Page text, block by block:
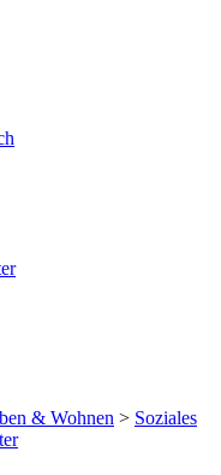
& Wohnen > Soziales